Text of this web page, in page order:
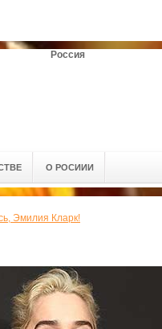
Россия
О РОСИИИ
Эмилия Кларк!